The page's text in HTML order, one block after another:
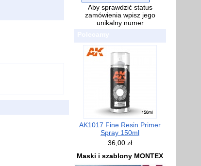
Aby sprawdzić status
zamówienia wpisz jego
unikalny numer
AK1017 Fine Resin Primer
Spray 150ml
36,00 zł
Maski i szablony MONTEX